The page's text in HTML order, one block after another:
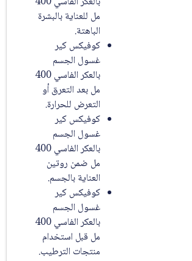
مل للعناية بالبشرة
الباهتة.
كوفيكس كير
غسول الجسم
بالعكر الفاسي 400
مل بعد التعرق أو
التعرض للحرارة.
كوفيكس كير
غسول الجسم
بالعكر الفاسي 400
مل ضمن روتين
العناية بالجسم.
كوفيكس كير
غسول الجسم
بالعكر الفاسي 400
مل قبل استخدام
منتجات الترطيب.